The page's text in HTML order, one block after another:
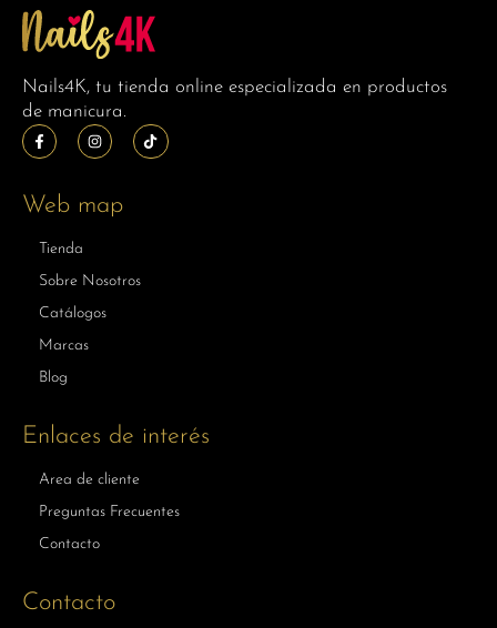
Nails4K, tu tienda online especializada en productos
de manicura.
Web map
Tienda
Sobre Nosotros
Catálogos
Marcas
Blog
Enlaces de interés
Area de cliente
Preguntas Frecuentes
Contacto
Contacto